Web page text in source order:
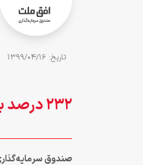
تاريخ: 1399/04/16
232 درصد بازدهی "افق ملت" در 65 روز